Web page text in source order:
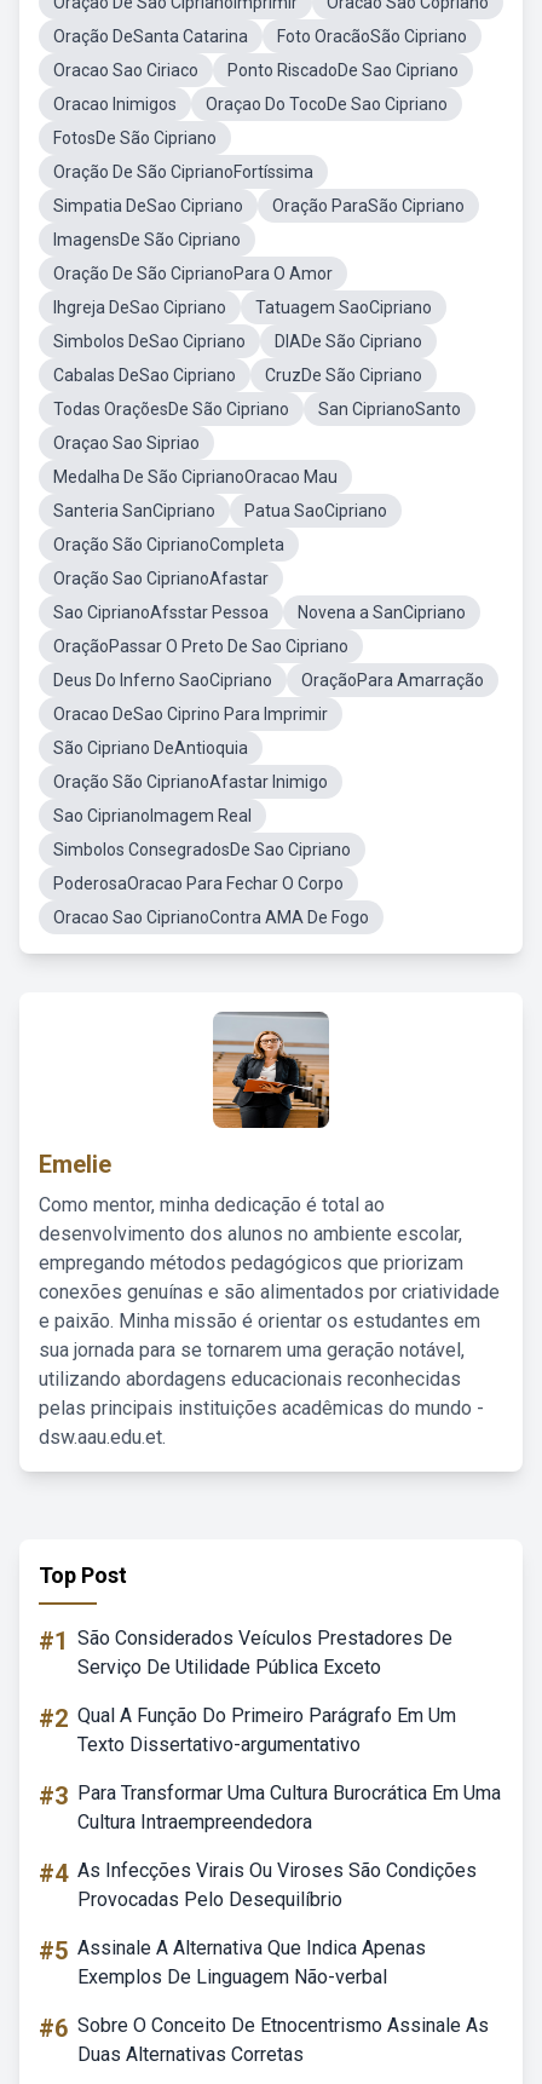
Oração DeSanta Catarina
Foto OracãoSão Cipriano
Oracao Sao Ciriaco
Ponto RiscadoDe Sao Cipriano
Oracao Inimigos
Oraçao Do TocoDe Sao Cipriano
FotosDe São Cipriano
Oração De São CiprianoFortíssima
Simpatia DeSao Cipriano
Oração ParaSão Cipriano
ImagensDe São Cipriano
Oração De São CiprianoPara O Amor
Ihgreja DeSao Cipriano
Tatuagem SaoCipriano
Simbolos DeSao Cipriano
DIADe São Cipriano
Cabalas DeSao Cipriano
CruzDe São Cipriano
Todas OraçõesDe São Cipriano
San CiprianoSanto
Oraçao Sao Sipriao
Medalha De São CiprianoOracao Mau
Santeria SanCipriano
Patua SaoCipriano
Oração São CiprianoCompleta
Oração Sao CiprianoAfastar
Sao CiprianoAfsstar Pessoa
Novena a SanCipriano
OraçãoPassar O Preto De Sao Cipriano
Deus Do Inferno SaoCipriano
OraçãoPara Amarração
Oracao DeSao Ciprino Para Imprimir
São Cipriano DeAntioquia
Oração São CiprianoAfastar Inimigo
Sao CiprianoImagem Real
Simbolos ConsegradosDe Sao Cipriano
PoderosaOracao Para Fechar O Corpo
Oracao Sao CiprianoContra AMA De Fogo
Emelie
Como mentor, minha dedicação é total ao
desenvolvimento dos alunos no ambiente escolar,
empregando métodos pedagógicos que priorizam
conexões genuínas e são alimentados por criatividade
e paixão. Minha missão é orientar os estudantes em
sua jornada para se tornarem uma geração notável,
utilizando abordagens educacionais reconhecidas
pelas principais instituições acadêmicas do mundo -
dsw.aau.edu.et.
Top Post
#1 São Considerados Veículos Prestadores De
Serviço De Utilidade Pública Exceto
#2 Qual A Função Do Primeiro Parágrafo Em Um
Texto Dissertativo-argumentativo
#3 Para Transformar Uma Cultura Burocrática Em Uma
Cultura Intraempreendedora
#4 As Infecções Virais Ou Viroses São Condições
Provocadas Pelo Desequilíbrio
#5 Assinale A Alternativa Que Indica Apenas
Exemplos De Linguagem Não-verbal
#6 Sobre O Conceito De Etnocentrismo Assinale As
Duas Alternativas Corretas